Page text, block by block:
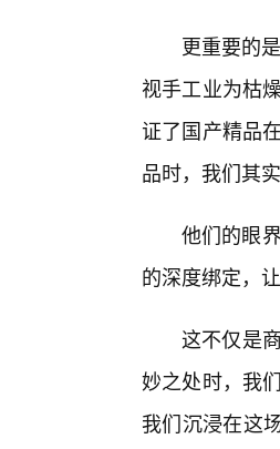
更重要的
视手工业为枯
证了国产精品
品时，我们其
他们的眼
的深度绑定，
这不仅是
妙之处时，我
我们沉浸在这